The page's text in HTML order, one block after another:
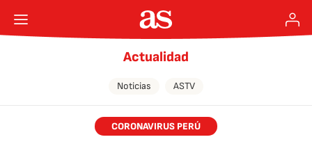
Actualidad
Noticias ASTV
CORONAVIRUS PERÚ